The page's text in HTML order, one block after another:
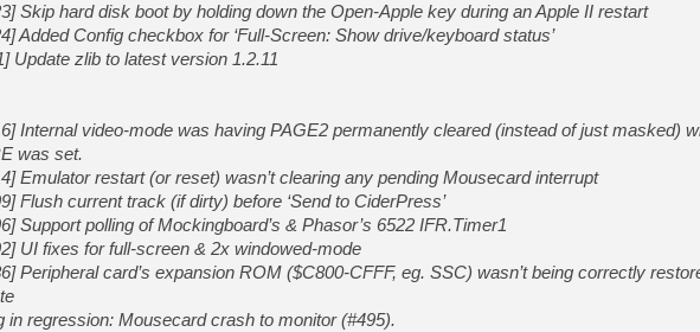
[GK] Devolver Digital en a
[LS] [PS5] ps5-y2jb-
[GK] Test : Restory : Chill
[GK] GTA 6 : Rockstar
[GK] Hot Wheels Infinite
[GK] Mémoire cash -
[GK] Résultats Nintendo :
[GK] Déjà des
[Mo5] Brickboy cherche à
[GK] Minecraft et ses «
[GK] Beast of
Skip hard disk boot by holding down the Open-Apple key during an Apple II restart
Added Config checkbox for ‘Full-Screen: Show drive/keyboard status’
Update zlib to latest version 1.2.11
Internal video-mode was having PAGE2 permanently cleared (instead of just masked)
was set.
Emulator restart (or reset) wasn’t clearing any pending Mousecard interrupt
Flush current track (if dirty) before ‘Send to CiderPress’
Support polling of Mockingboard’s & Phasor’s 6522 IFR.Timer1
UI fixes for full-screen & 2x windowed-mode
Peripheral card’s expansion ROM ($C800-CFFF, eg. SSC) wasn’t being correctly
in regression: Mousecard crash to monitor (#495).